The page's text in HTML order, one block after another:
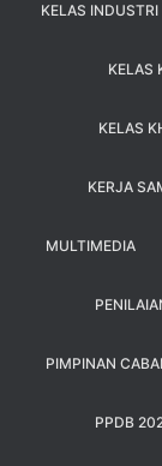
KELAS INDUSTRI
KELAS
KELAS
KERJA
MULTIMEDIA
PIMPINAN
PPDB